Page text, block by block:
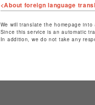
<About foreign language
We will translate the homepage
Since this service is an automatic
In addition, we do not take any